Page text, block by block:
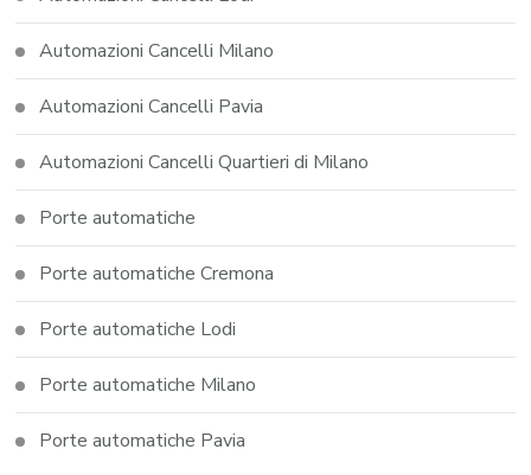
Automazioni Cancelli Milano
Automazioni Cancelli Pavia
Automazioni Cancelli Quartieri di Milano
Porte automatiche
Porte automatiche Cremona
Porte automatiche Lodi
Porte automatiche Milano
Porte automatiche Pavia